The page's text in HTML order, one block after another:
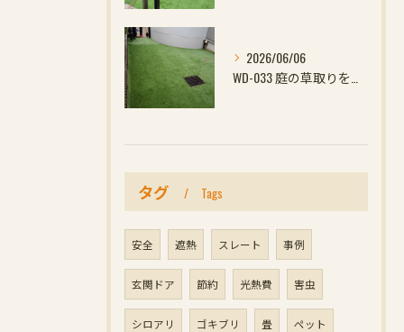
2026/06/06
タグ Tags
安全 遮熱 スレート 事例
玄関ドア 節約 光熱費 害虫
シロアリ ゴキブリ 畳 ペット